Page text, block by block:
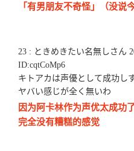
「有男朋友不奇怪」（没说
23 : ときめきたい名無しさん
ID:cqtCoMp6
キトアカは声優として成功し
ヤバい感じが全く無いわ
因为阿卡林作为声优太成功
完全没有糟糕的感觉